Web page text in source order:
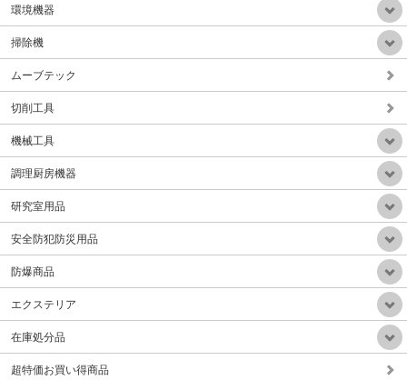
小型軽量微粉塵集塵排気装置(HEPAフィルタ付属)
環境機器
掃除機
ムーブテック
切削工具
機械工具
調理厨房機器
研究室用品
安全防犯防災用品
防爆商品
エクステリア
在庫処分品
超特価お買い得商品